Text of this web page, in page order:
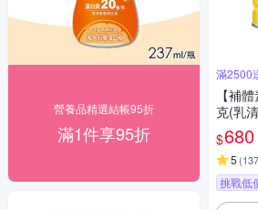
營養品精選結帳95折
滿1件享95折
滿2500
【補
克(乳
$680
5 (137
挑戰低